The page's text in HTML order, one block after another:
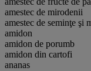
amestec de mirodenii
amestec de seminţe şi
amidon
amidon de porumb
amidon din cartofi
ananas